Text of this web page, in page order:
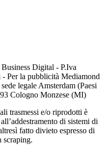
Digital - P.Iva
Per la pubblicità Mediamond
legale Amsterdam (Paesi
Cologno Monzese (MI)
trasmessi e/o riprodotti è
di sistemi di
fatto divieto espresso di
scraping.